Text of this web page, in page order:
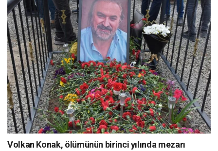
Volkan Konak, ölümünün birinci yılında mezarı